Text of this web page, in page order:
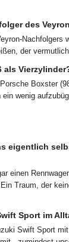
des
Nachfolgers
der
als
Boxster
wenig
eigentlich
einen
Traum, der
Sport im
Swift Sport